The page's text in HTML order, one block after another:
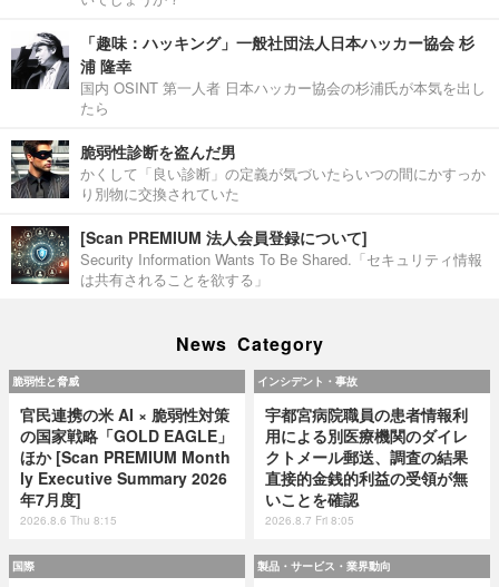
「趣味：ハッキング」一般社団法人日本ハッカー協会 杉
浦 隆幸
国内 OSINT 第一人者 日本ハッカー協会の杉浦氏が本気を出し
たら
脆弱性診断を盗んだ男
かくして「良い診断」の定義が気づいたらいつの間にかすっか
り別物に交換されていた
[Scan PREMIUM 法人会員登録について]
Security Information Wants To Be Shared.「セキュリティ情報
は共有されることを欲する」
News Category
脆弱性と脅威
官民連携の米 AI × 脆弱性対策
の国家戦略「GOLD EAGLE」
ほか [Scan PREMIUM Month
ly Executive Summary 2026
年7月度]
2026.8.6 Thu 8:15
インシデント・事故
宇都宮病院職員の患者情報利
用による別医療機関のダイレ
クトメール郵送、調査の結果
直接的金銭的利益の受領が無
いことを確認
2026.8.7 Fri 8:05
国際 製品・サービス・業界動向